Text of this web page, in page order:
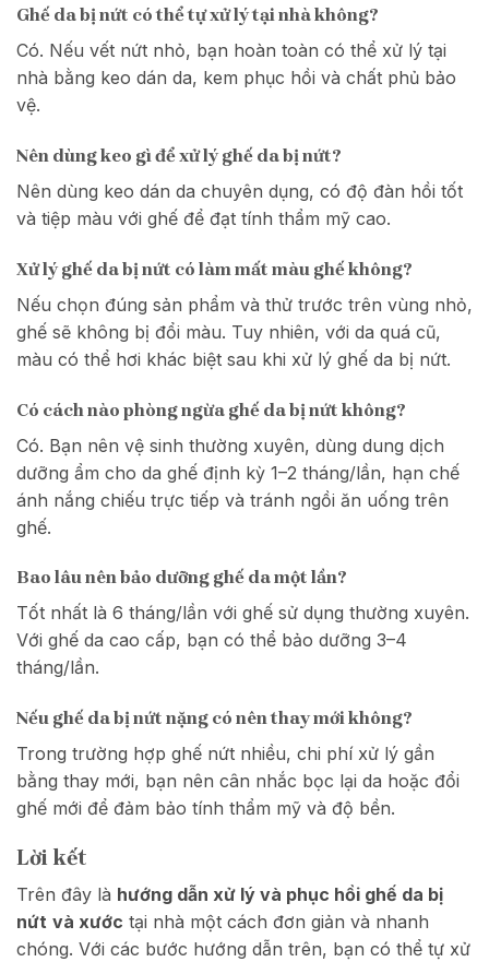
Ghế da bị nứt có thể tự xử lý tại nhà không?
Có. Nếu vết nứt nhỏ, bạn hoàn toàn có thể xử lý tại
nhà bằng keo dán da, kem phục hồi và chất phủ bảo
vệ.
Nên dùng keo gì để xử lý ghế da bị nứt?
Nên dùng keo dán da chuyên dụng, có độ đàn hồi tốt
và tiệp màu với ghế để đạt tính thẩm mỹ cao.
Xử lý ghế da bị nứt có làm mất màu ghế không?
Nếu chọn đúng sản phẩm và thử trước trên vùng nhỏ,
ghế sẽ không bị đổi màu. Tuy nhiên, với da quá cũ,
màu có thể hơi khác biệt sau khi xử lý ghế da bị nứt.
Có cách nào phòng ngừa ghế da bị nứt không?
Có. Bạn nên vệ sinh thường xuyên, dùng dung dịch
dưỡng ẩm cho da ghế định kỳ 1–2 tháng/lần, hạn chế
ánh nắng chiếu trực tiếp và tránh ngồi ăn uống trên
ghế.
Bao lâu nên bảo dưỡng ghế da một lần?
Tốt nhất là 6 tháng/lần với ghế sử dụng thường xuyên.
Với ghế da cao cấp, bạn có thể bảo dưỡng 3–4
tháng/lần.
Nếu ghế da bị nứt nặng có nên thay mới không?
Trong trường hợp ghế nứt nhiều, chi phí xử lý gần
bằng thay mới, bạn nên cân nhắc bọc lại da hoặc đổi
ghế mới để đảm bảo tính thẩm mỹ và độ bền.
Lời kết
Trên đây là hướng dẫn xử lý và phục hồi ghế da bị
nứt và xước tại nhà một cách đơn giản và nhanh
chóng. Với các bước hướng dẫn trên, bạn có thể tự xử